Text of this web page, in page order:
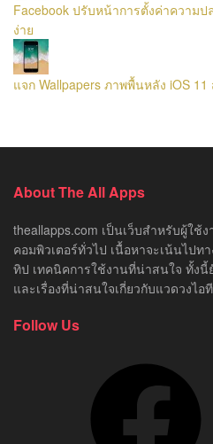
Facebook ปรับหน้าการตั้งค่าความ
ง่าย
แจก Wallpapers ภาพพื้นหลัง iOS 11
About The All Apps
theallapps.com เป็นเว็บสำหรับผู้ใ
คอมพิวเตอร์ทั่วไป เนื้อหาจะเน้นไป
ทิป เทคนิคการใช้งานที่น่าสนใจ ทั้ง
และเรื่องที่น่าสนใจเกี่ยวกับแวดวงไอ
Follow Us